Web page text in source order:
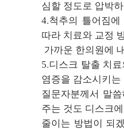
심할 정도로 압박
4.척추의 틀어짐
따라 치료와 교정
가까운 한의원에
5.디스크 탈출 치
염증을 감소시키는
질문자분께서 말
주는 것도 디스크
줄이는 방법이 되